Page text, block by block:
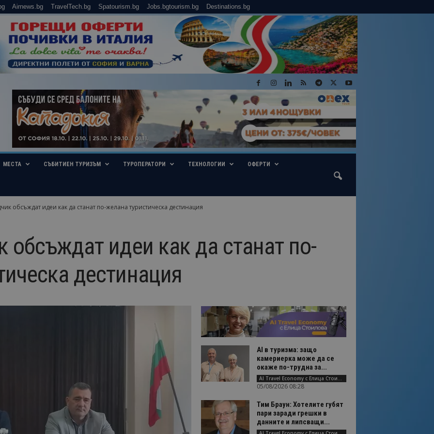
Airnews.bg TravelTech.bg Spatourism.bg Jobs.bgtourism.bg Destinations.bg
МЕСТА СЪБИТИЕН ТУРИЗЪМ ТУРОПЕРАТОРИ ТЕХНОЛОГИИ ОФЕРТИ
обсъждат идеи как да станат по-желана туристическа дестинация
обсъждат идеи как да станат по-
дестинация
AI в туризма: защо
камериерка може да се
окаже по-трудна за...
AI Travel Economy с Елица Стоилова
05/08/2026 08:28
Тим Браун: Хотелите губят
пари заради грешки в
данните и липсващи...